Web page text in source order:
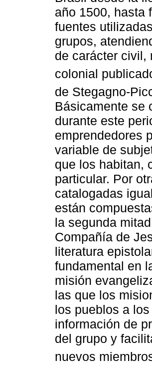
año 1500, hasta
fuentes
grupos,
de carácter civil,
colonial
de Stegagno-
Básicamente se
durante este
emprendedores
variable de
que los habitan,
particular. Por
catalogadas
están
la segunda
Compañía de
literatura
fundamental en
misión
las que los
los pueblos a
información de
del grupo y
nuevos